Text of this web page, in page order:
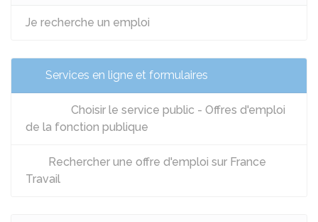
Je recherche un emploi
Services en ligne et formulaires
Choisir le service public - Offres d'emploi
de la fonction publique
Rechercher une offre d'emploi sur France
Travail